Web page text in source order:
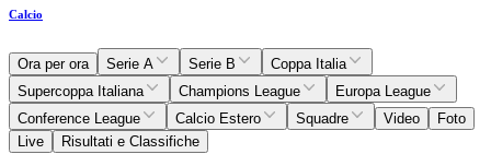
Calcio
Ora per ora Serie A Serie B
Coppa Italia
Supercoppa Italiana
Champions League
Europa League
Conference League
Calcio Estero Squadre Video
Foto
Live
Risultati e Classifiche